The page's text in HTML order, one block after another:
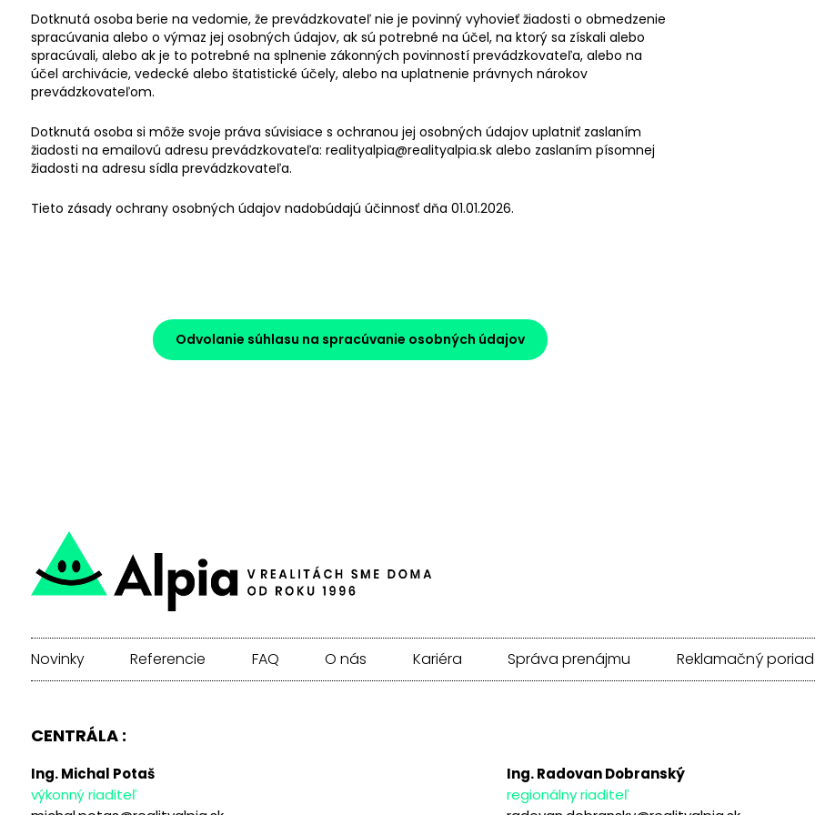
Dotknutá osoba berie na vedomie, že prevádzkovateľ nie je povinný vyhovieť žiadosti o obmedzenie
spracúvania alebo o výmaz jej osobných údajov, ak sú potrebné na účel, na ktorý sa získali alebo
spracúvali, alebo ak je to potrebné na splnenie zákonných povinností prevádzkovateľa, alebo na
účel archivácie, vedecké alebo štatistické účely, alebo na uplatnenie právnych nárokov
prevádzkovateľom.
Dotknutá osoba si môže svoje práva súvisiace s ochranou jej osobných údajov uplatniť zaslaním
žiadosti na emailovú adresu prevádzkovateľa: realityalpia@realityalpia.sk alebo zaslaním písomnej
žiadosti na adresu sídla prevádzkovateľa.
Tieto zásady ochrany osobných údajov nadobúdajú účinnosť dňa 01.01.2026.
Odvolanie súhlasu na spracúvanie osobných údajov
Novinky Referencie FAQ O nás Kariéra Správa prenájmu Reklamačný
CENTRÁLA :
Ing. Michal Potaš
výkonný riaditeľ
Ing. Radovan Dobranský
regionálny riaditeľ